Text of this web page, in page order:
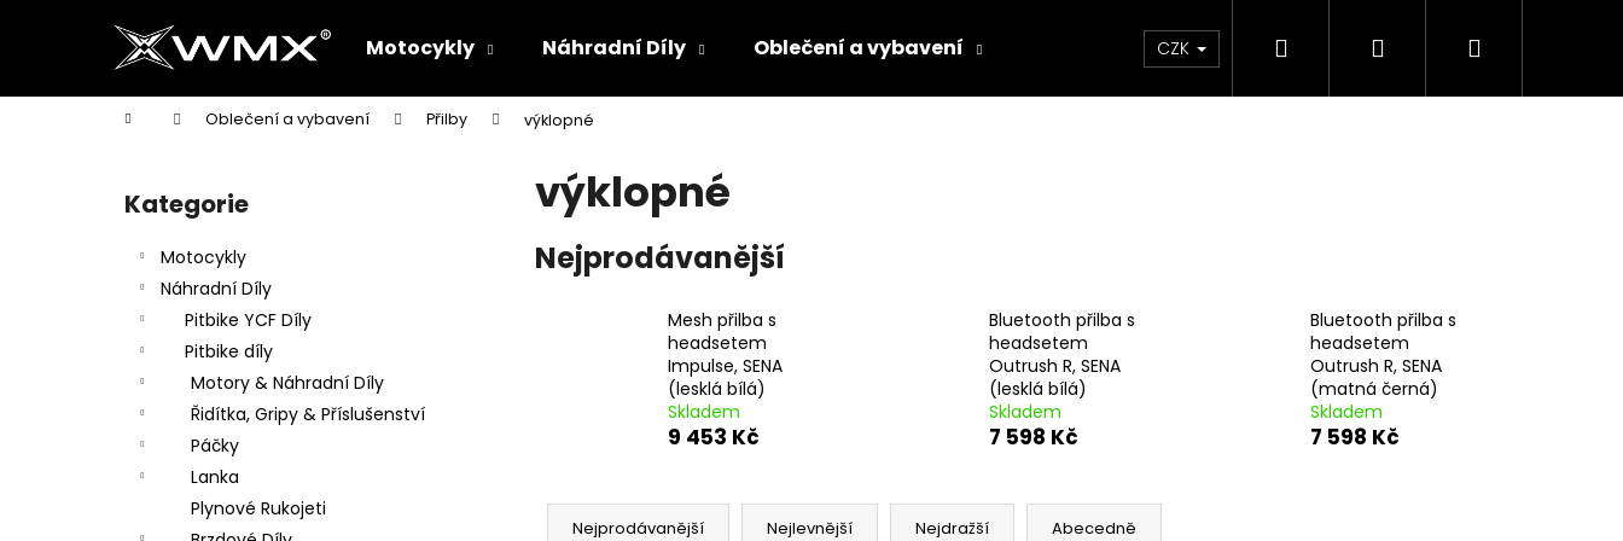
Motocykly Náhradní Díly Oblečení a vybavení Oleje & Maziva Příslušenství Dárkové
CZK Hledat PřihlášeníNákupní
Domů Oblečení a vybavení Přilby výklopné
Přeskočit
kategorie
Kategorie
Motocykly
Náhradní Díly
Pitbike YCF Díly
Pitbike díly
Motory & Náhradní Díly
Řidítka, Gripy & Příslušenství
Páčky
Lanka
Plynové Rukojeti
výklopné
Nejprodávanější
Mesh přilba s
headsetem
Impulse, SENA
(lesklá bílá)
Skladem
9 453 Kč
Bluetooth přilba s
headsetem
Outrush R, SENA
(lesklá bílá)
Skladem
7 598 Kč
Bluetooth přilba s
headsetem
Outrush R, SENA
(matná černá)
Skladem
7 598 Kč
Ř
Nejprodávanější Nejlevnější Nejdražší Abecedně
í
Zpět
do
Zpět
do
Co potřebujete najít?
Doporučujeme